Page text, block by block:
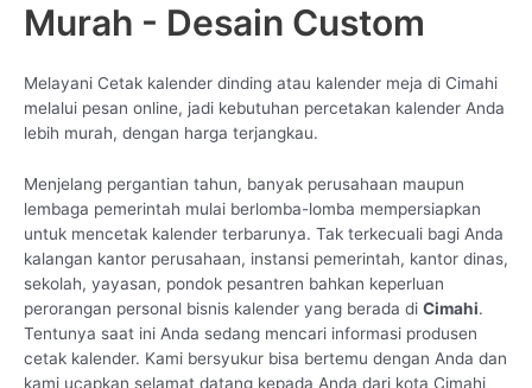
Murah - Desain Custom
Melayani Cetak kalender dinding atau kalender meja di Cimahi
melalui pesan online, jadi kebutuhan percetakan kalender Anda
lebih murah, dengan harga terjangkau.
Menjelang pergantian tahun, banyak perusahaan maupun
lembaga pemerintah mulai berlomba-lomba mempersiapkan
untuk mencetak kalender terbarunya. Tak terkecuali bagi Anda
kalangan kantor perusahaan, instansi pemerintah, kantor dinas,
sekolah, yayasan, pondok pesantren bahkan keperluan
perorangan personal bisnis kalender yang berada di Cimahi.
Tentunya saat ini Anda sedang mencari informasi produsen
cetak kalender. Kami bersyukur bisa bertemu dengan Anda dan
kami ucapkan selamat datang kepada Anda dari kota Cimahi